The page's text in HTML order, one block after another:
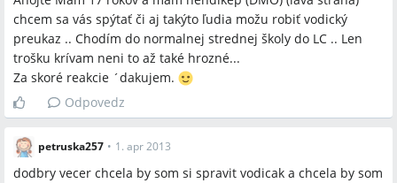
chcem sa vás spýtať či aj takýto ľudia možu robiť vodický
preukaz .. Chodím do normalnej strednej školy do LC .. Len
trošku krívam neni to až také hrozné...
Za skoré reakcie ´dakujem.
Odpovedz
petruska257 • 1. apr 2013
dodbry vecer chcela by som si spravit vodicak a chcela by som